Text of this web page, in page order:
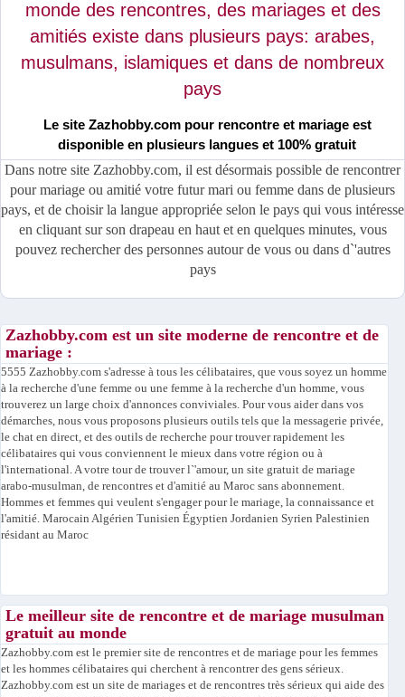
monde des rencontres, des mariages et des
amitiés existe dans plusieurs pays: arabes,
musulmans, islamiques et dans de nombreux
pays
Le site Zazhobby.com pour rencontre et mariage est
disponible en plusieurs langues et 100% gratuit
Dans notre site Zazhobby.com, il est désormais possible de rencontrer
pour mariage ou amitié votre futur mari ou femme dans de plusieurs
pays, et de choisir la langue appropriée selon le pays qui vous intéresse
en cliquant sur son drapeau en haut et en quelques minutes, vous
pouvez rechercher des personnes autour de vous ou dans d`'autres
pays
Zazhobby.com est un site moderne de rencontre et de
mariage :
5555 Zazhobby.com s'adresse à tous les célibataires, que vous soyez un homme
à la recherche d'une femme ou une femme à la recherche d'un homme, vous
trouverez un large choix d'annonces conviviales. Pour vous aider dans vos
démarches, nous vous proposons plusieurs outils tels que la messagerie privée,
le chat en direct, et des outils de recherche pour trouver rapidement les
célibataires qui vous conviennent le mieux dans votre région ou à
l'international. A votre tour de trouver l`'amour, un site gratuit de mariage
arabo-musulman, de rencontres et d'amitié au Maroc sans abonnement.
Hommes et femmes qui veulent s'engager pour le mariage, la connaissance et
l'amitié. Marocain Algérien Tunisien Égyptien Jordanien Syrien Palestinien
résidant au Maroc
Le meilleur site de rencontre et de mariage musulman
gratuit au monde
Zazhobby.com est le premier site de rencontres et de mariage pour les femmes
et les hommes célibataires qui cherchent à rencontrer des gens sérieux.
Zazhobby.com est un site de mariages et de rencontres très sérieux qui aide des